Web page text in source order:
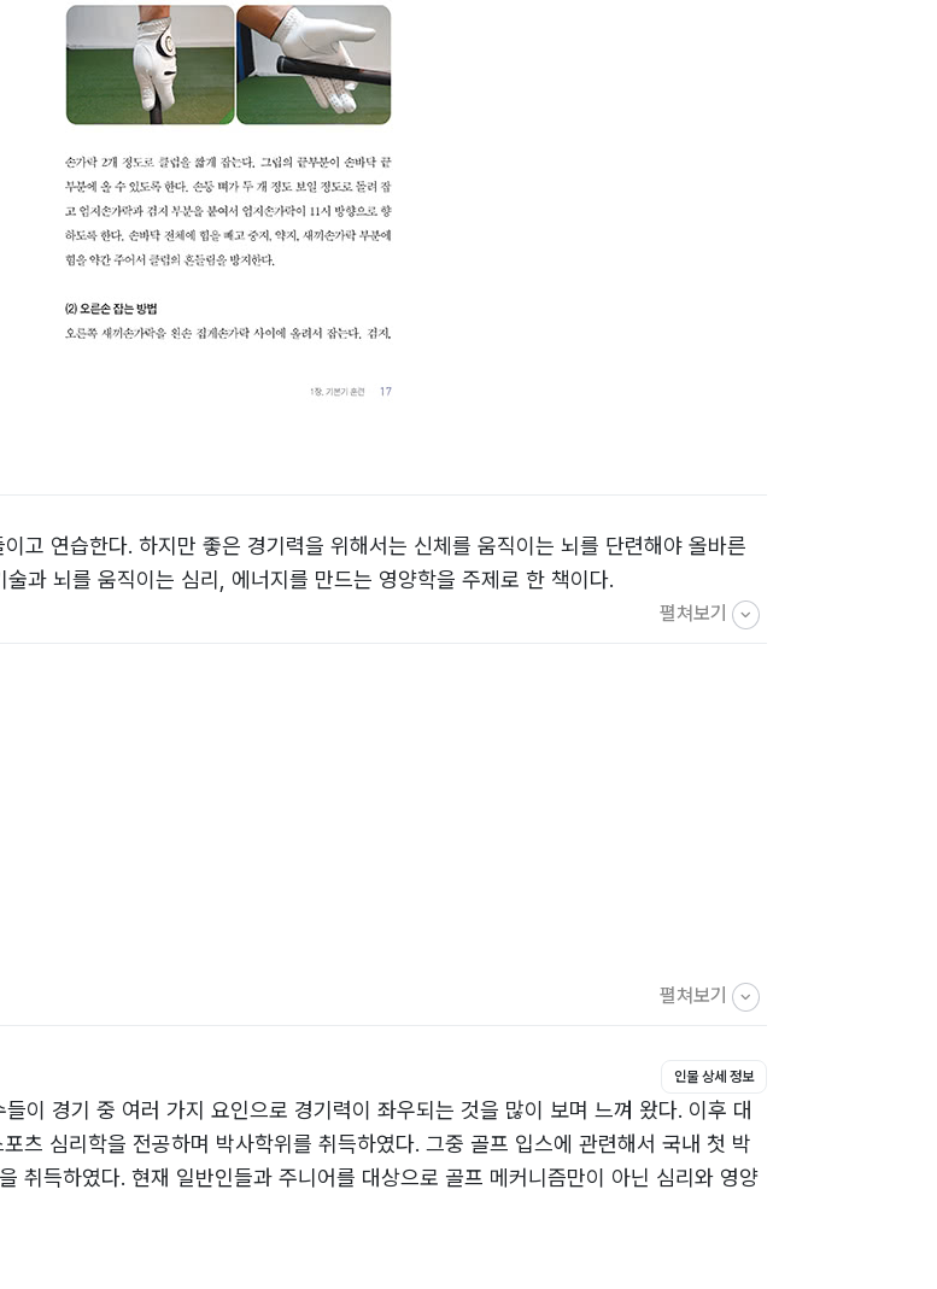
고 연습한다. 하지만 좋은 경기력을 위해서는 신체를 움직이는 뇌를 단련해야 올바른
과 뇌를 움직이는 심리, 에너지를 만드는 영양학을 주제로 한 책이다.
펼쳐보기
펼쳐보기
인물 상세 정보
이 경기 중 여러 가지 요인으로 경기력이 좌우되는 것을 많이 보며 느껴 왔다. 이후 대
츠 심리학을 전공하며 박사학위를 취득하였다. 그중 골프 입스에 관련해서 국내 첫 박
취득하였다. 현재 일반인들과 주니어를 대상으로 골프 메커니즘만이 아닌 심리와 영양